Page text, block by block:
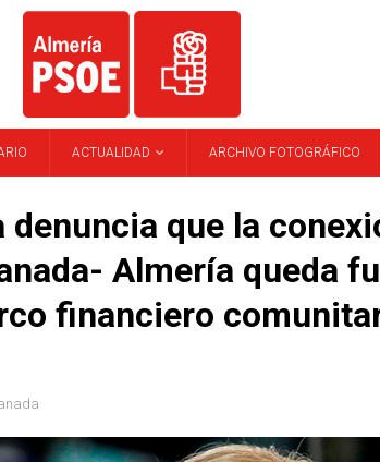
ACTUALIDAD ARCHIVO FOTOGRÁFICO
denuncia que la
Almería queda
financiero